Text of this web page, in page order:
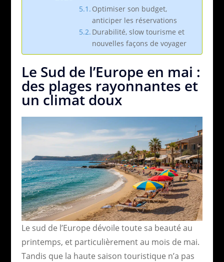
Optimiser son budget,
anticiper les réservations
Durabilité, slow tourisme et
nouvelles façons de voyager
Le Sud de l’Europe en mai :
des plages rayonnantes et
un climat doux
Le sud de l’Europe dévoile toute sa beauté au
printemps, et particulièrement au mois de mai.
Tandis que la haute saison touristique n’a pas